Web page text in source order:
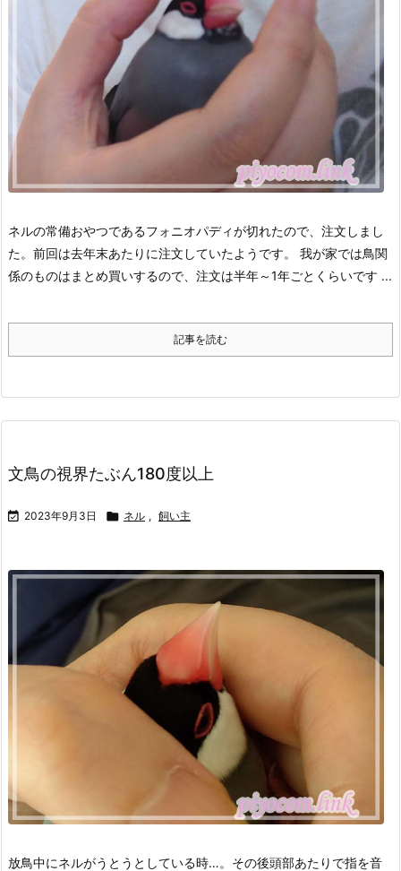
ネルの常備おやつであるフォニオパディが切れたので、注文しまし
た。 前回は去年末あたりに注文していたようです。
我が家では鳥関
係のものはまとめ買いするので、注文は半年～1年ごとくらいです ...
記事を読む
文鳥の視界たぶん180度以上
 2023年9月3日  ネル , 飼い主
放鳥中にネルがうとうとしている時…。 その後頭部あたりで指を音